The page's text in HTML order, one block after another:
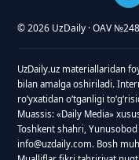
© 2026 UzDaily · OAV
UzDaily.uz materiallaridan
bilan amalga oshiriladi.
roʻyxatidan oʻtganligi
Muassis: «Daily Media»
Toshkent shahri,
info@uzdaily.com. Bosh